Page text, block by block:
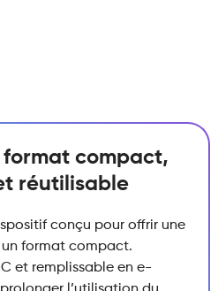
format compact,
réutilisable
conçu pour offrir une
format compact.
et remplissable en e-